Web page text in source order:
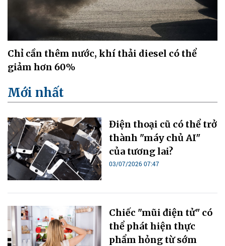
Chỉ cần thêm nước, khí thải diesel có thể
giảm hơn 60%
Mới nhất
Điện thoại cũ có thể trở
thành "máy chủ AI"
của tương lai?
03/07/2026 07:47
Chiếc "mũi điện tử" có
thể phát hiện thực
phẩm hỏng từ sớm